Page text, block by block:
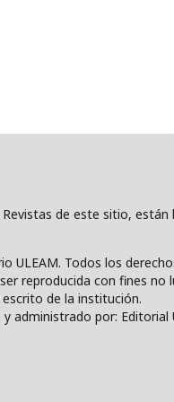
de este sitio,
ULEAM. Todos los
reproducida con fines
de la institución.
administrado por: Editorial